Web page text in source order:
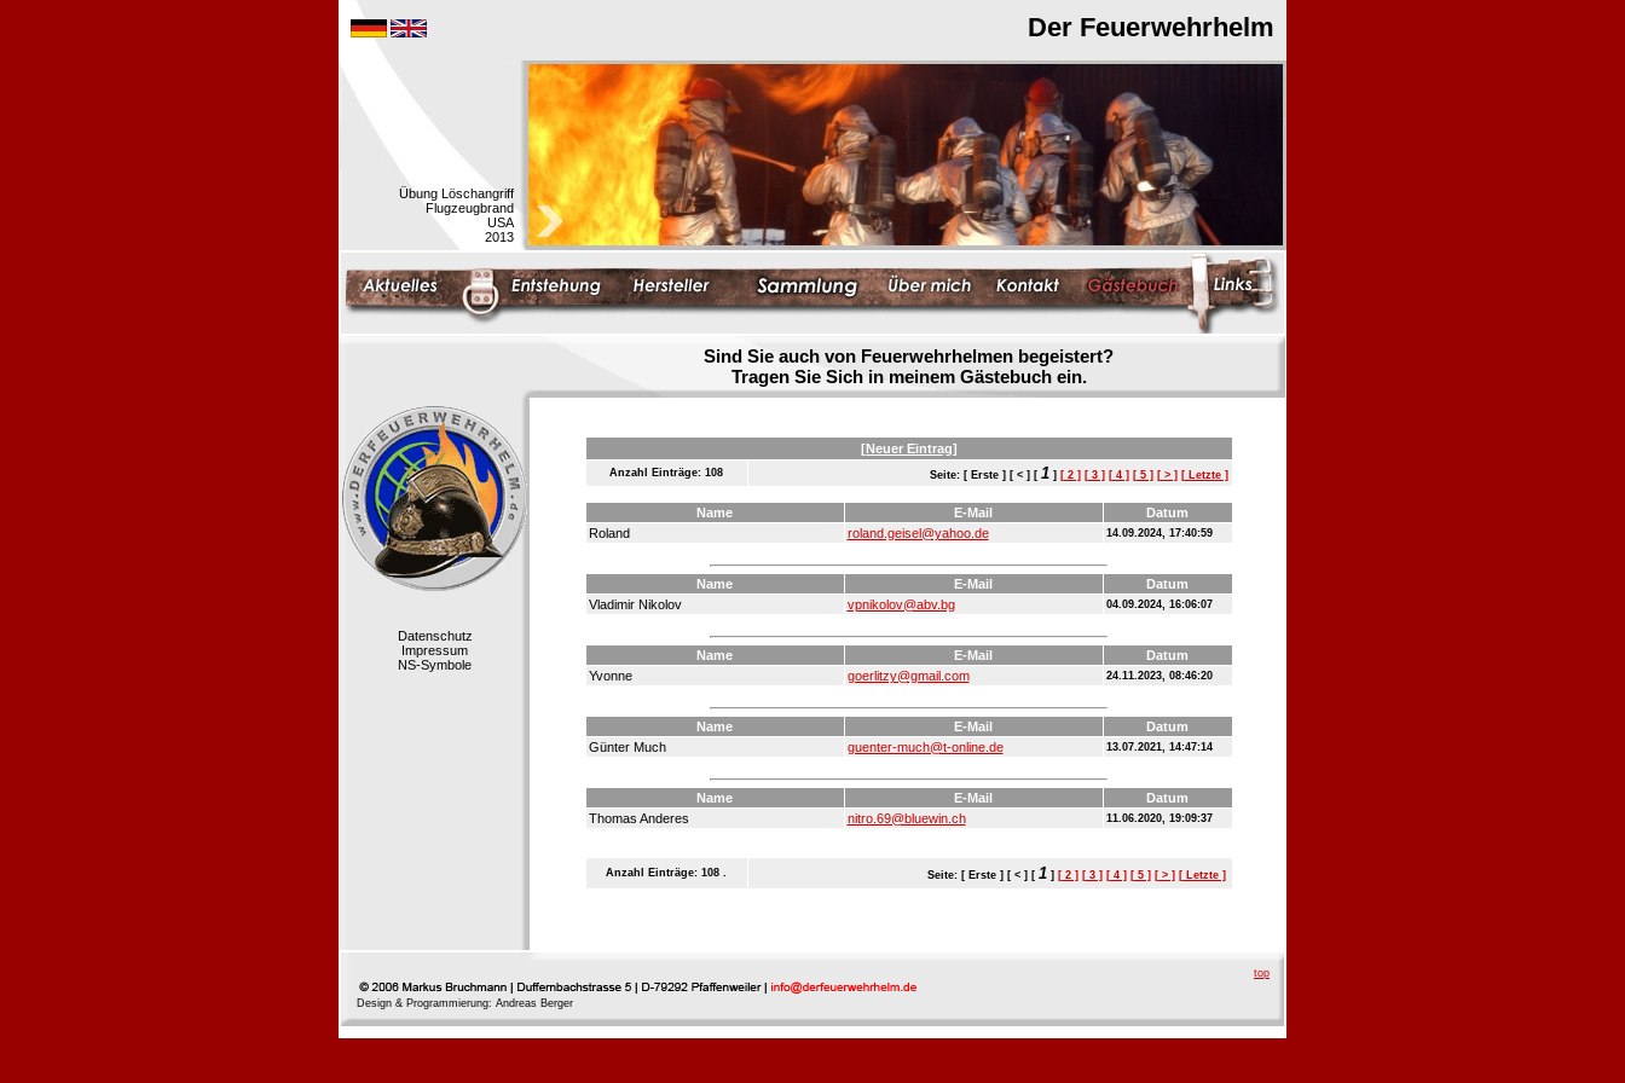
Der Feuerwehrhelm
Übung Löschangriff
Flugzeugbrand
USA
2013
Sind Sie auch von Feuerwehrhelmen begeistert?
Tragen Sie Sich in meinem Gästebuch ein.
Datenschutz
Impressum
NS-Symbole
[Neuer Eintrag]
Anzahl Einträge: 108 Seite: [ Erste ] [ < ] [ 1] [ 2 ] [ 3 ] [ 4 ] [ 5 ] [ > ] [ Letzte ]
Name E-Mail
Datum
Roland
roland.geisel@yahoo.de 14.09.2024, 17:40:59
Name E-Mail
Datum
Vladimir Nikolov
vpnikolov@abv.bg 04.09.2024, 16:06:07
Name E-Mail
Datum
Yvonne
goerlitzy@gmail.com 24.11.2023, 08:46:20
Name E-Mail
Datum
Günter Much
guenter-much@t-online.de 13.07.2021, 14:47:14
Name E-Mail
Datum
Thomas Anderes
nitro.69@bluewin.ch 11.06.2020, 19:09:37
Anzahl Einträge: 108 . Seite: [ Erste ] [ < ] [ 1] [ 2 ] [ 3 ] [ 4 ] [ 5 ] [ > ] [ Letzte ]
Design & Programmierung: Andreas Berger
top